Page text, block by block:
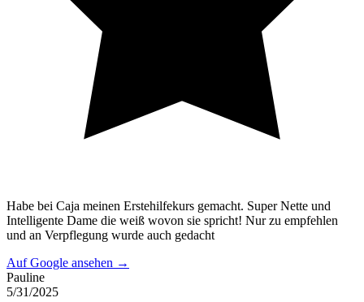
Habe bei Caja meinen Erstehilfekurs gemacht. Super Nette und
Intelligente Dame die weiß wovon sie spricht! Nur zu empfehlen
und an Verpflegung wurde auch gedacht
Auf Google ansehen →
Pauline
5/31/2025